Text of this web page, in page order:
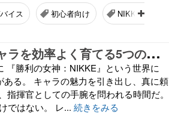
イス 初心者向け NIKKE攻略
【
キャラ育成術】NIKKEの強キャラを効率よく育てる5つのステップ
『勝利の女神：NIKKE』という世界に
ある。 キャラの魅力を引き出し、真に頼
揮官としての手腕を問われる時間だ。
ではない。 レ... 続きをみる